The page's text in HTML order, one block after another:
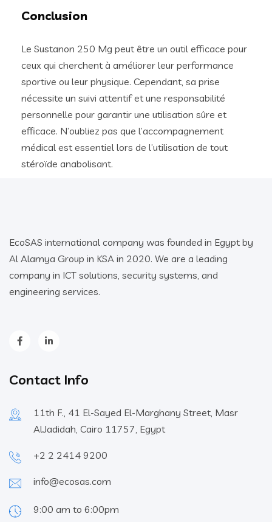
Conclusion
Le Sustanon 250 Mg peut être un outil efficace pour
ceux qui cherchent à améliorer leur performance
sportive ou leur physique. Cependant, sa prise
nécessite un suivi attentif et une responsabilité
personnelle pour garantir une utilisation sûre et
efficace. N’oubliez pas que l’accompagnement
médical est essentiel lors de l’utilisation de tout
stéroïde anabolisant.
EcoSAS international company was founded in Egypt by
Al Alamya Group in KSA in 2020. We are a leading
company in ICT solutions, security systems, and
engineering services.
Contact Info
11th F., 41 El-Sayed El-Marghany Street, Masr
AlJadidah, Cairo 11757, Egypt
+2 2 2414 9200
info@ecosas.com
9:00 am to 6:00pm